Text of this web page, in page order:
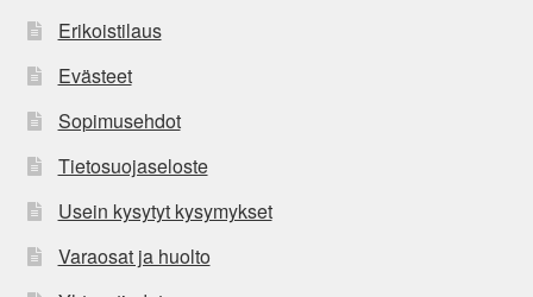
Erikoistilaus
Evästeet
Sopimusehdot
Tietosuojaseloste
Usein kysytyt kysymykset
Varaosat ja huolto